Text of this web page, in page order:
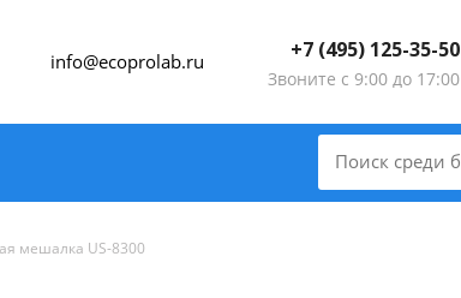
info@ecoprolab.ru +7 (495) 125-35-50
Звоните с 9:00 до 17:00
мешалка US-8300